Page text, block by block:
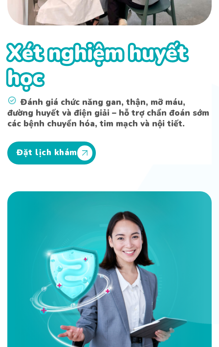
Xét nghiệm huyết
học
Xét nghiệm huyết
học
Đánh giá chức năng gan, thận, mỡ máu,
đường huyết và điện giải – hỗ trợ chẩn đoán sớm
các bệnh chuyển hóa, tim mạch và nội tiết.
Đặt lịch khám